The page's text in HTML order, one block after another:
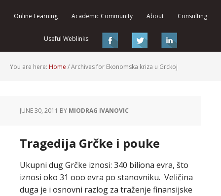
Online Learning Academic Community About Consulting
Useful Weblinks
You are here: Home /Archives for Ekonomska kriza u Grckoj
JUNE 30, 2011 BY MIODRAG IVANOVIC
Tragedija Grčke i pouke
Ukupni dug Grčke iznosi: 340 biliona evra, što
iznosi oko 31 ooo evra po stanovniku. Veličina
duga je i osnovni razlog za traženje finansijske